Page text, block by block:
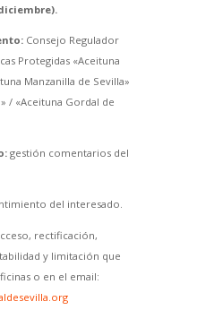
Consejo Regulador
Protegidas «Aceituna
Manzanilla de Sevilla»
/ «Aceituna Gordal de
gestión comentarios del
del interesado.
rectificación,
y limitación que
o en el email: